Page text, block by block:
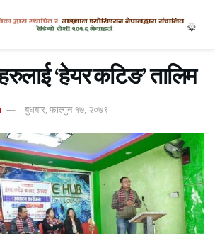
‘हेयर कटिङ’ तालिम
बुधबार, फाल्गुन १७, २०७९